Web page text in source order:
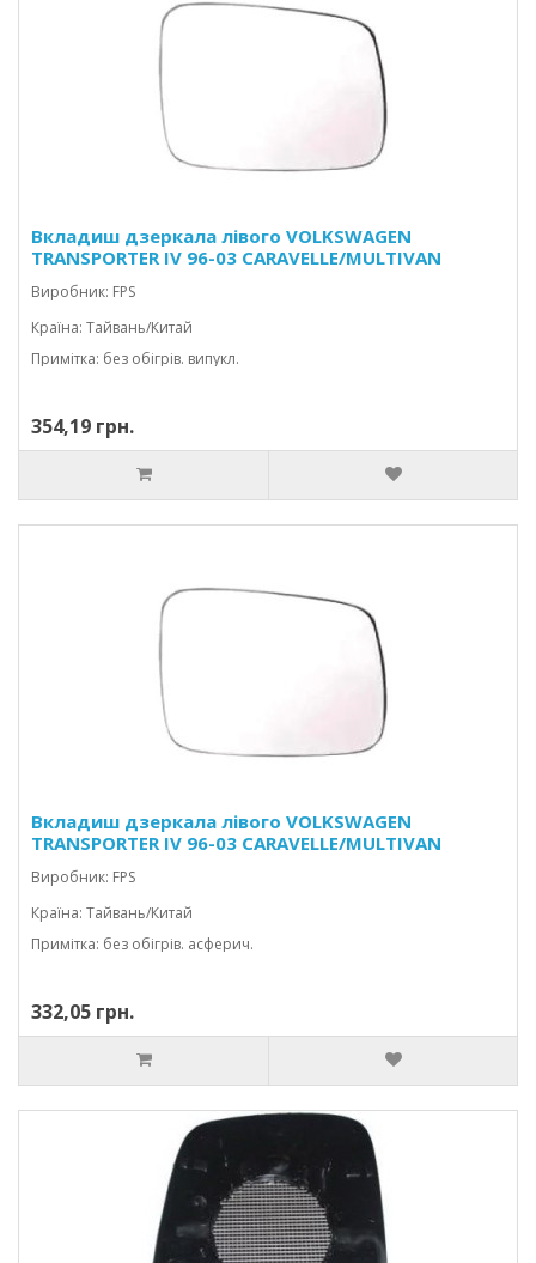
Вкладиш дзеркала лівого VOLKSWAGEN
TRANSPORTER IV 96-03 CARAVELLE/MULTIVAN
Виробник: FPS
Країна: Тайвань/Китай
Примітка: без обігрів. випукл.
354,19 грн.
Вкладиш дзеркала лівого VOLKSWAGEN
TRANSPORTER IV 96-03 CARAVELLE/MULTIVAN
Виробник: FPS
Країна: Тайвань/Китай
Примітка: без обігрів. асферич.
332,05 грн.